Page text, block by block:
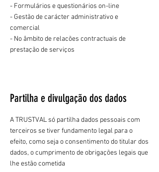
- Formulários e questionários on-line
- Gestão de carácter administrativo e
comercial
- No âmbito de relacões contractuais de
prestação de serviços
Partilha e divulgação dos dados
A TRUSTVAL só partilha dados pessoais com
terceiros se tiver fundamento legal para o
efeito, como seja o consentimento do titular dos
dados, o cumprimento de obrigações legais que
lhe estão cometida